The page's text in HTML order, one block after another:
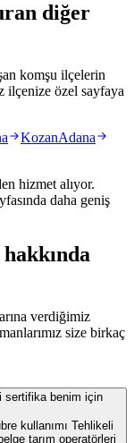
diğer
komşu ilçelerin
ilçenize özel sayfaya
KozanAdana
hizmet alıyor.
daha geniş
verdiğimiz
size birkaç
sertifika benim için
kullanımı Tehlikeli
tarım operatörleri